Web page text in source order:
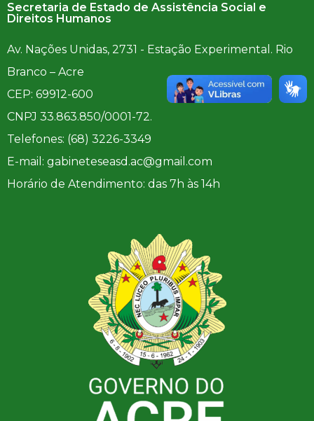
Secretaria de Estado de Assistência Social e
Direitos Humanos
Av. Nações Unidas, 2731 - Estação Experimental. Rio
Branco – Acre
CEP: 69912-600
CNPJ 33.863.850/0001-72.
Telefones: (68) 3226-3349
E-mail: gabineteseasd.ac@gmail.com
Horário de Atendimento: das 7h às 14h